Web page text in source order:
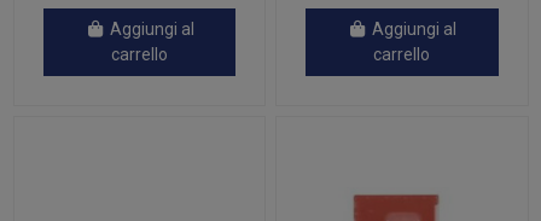
Aggiungi al
carrello
Aggiungi al
carrello